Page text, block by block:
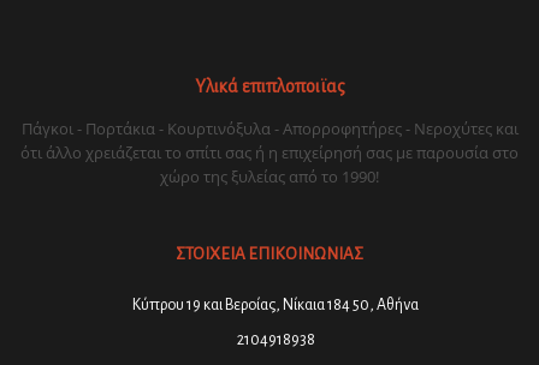
Υλικά επιπλοποιϊας
Πάγκοι - Πορτάκια - Κουρτινόξυλα - Απορροφητήρες - Νεροχύτες και
ότι άλλο χρειάζεται το σπίτι σας ή η επιχείρησή σας με παρουσία στο
χώρο της ξυλείας από το 1990!
ΣΤΟΙΧΕΙΑ ΕΠΙΚΟΙΝΩΝΙΑΣ
Κύπρου 19 και Βεροίας, Νίκαια 184 50, Αθήνα
2104918938